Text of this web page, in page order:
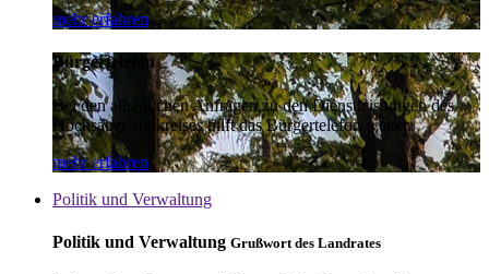
mehr erfahren
Bürgertelefon
Bei den alltäglichen Anfragen zu den Dienstleistungen des
Hochsauerlandkreises hilft das Bürgertelefon weiter.
mehr erfahren
Politik und Verwaltung
Politik und Verwaltung Grußwort des Landrates